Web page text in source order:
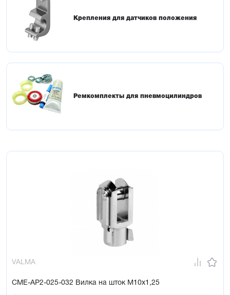
Крепления для датчиков положения
Ремкомплекты для пневмоцилиндров
VALMA
CME-AP2-025-032 Вилка на шток M10x1,25